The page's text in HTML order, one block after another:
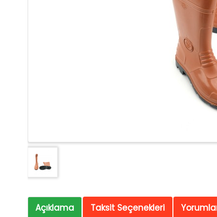
Açıklama Taksit Seçenekleri